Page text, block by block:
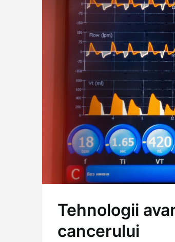
Tehnologii
cancerului